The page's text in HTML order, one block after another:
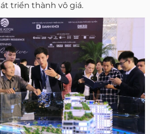
triển thành vô giá.